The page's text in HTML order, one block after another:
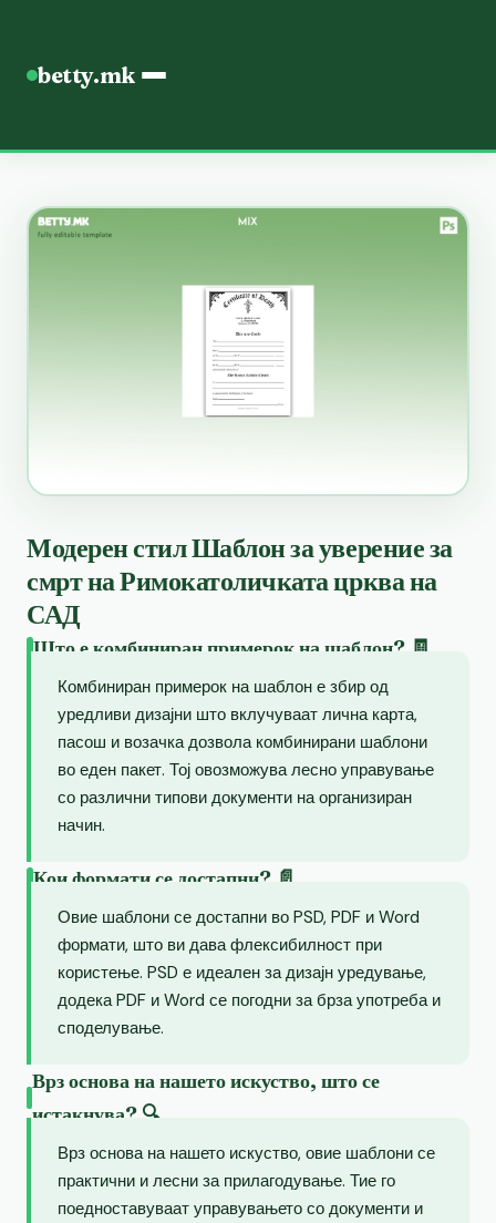
betty.mk
Модерен стил Шаблон за уверение за
смрт на Римокатоличката црква на
САД
Што е комбиниран примерок на шаблон? 🧾
Комбиниран примерок на шаблон е збир од
уредливи дизајни што вклучуваат лична карта,
пасош и возачка дозвола комбинирани шаблони
во еден пакет. Тој овозможува лесно управување
со различни типови документи на организиран
начин.
Кои формати се достапни? 📄
Овие шаблони се достапни во PSD, PDF и Word
формати, што ви дава флексибилност при
користење. PSD е идеален за дизајн уредување,
додека PDF и Word се погодни за брза употреба и
споделување.
Врз основа на нашето искуство, што се
истакнува? 🔍
Врз основа на нашето искуство, овие шаблони се
практични и лесни за прилагодување. Тие го
поедноставуваат управувањето со документи и